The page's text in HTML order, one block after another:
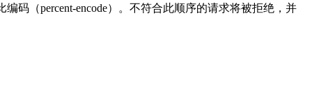
码（percent-encode）。不符合此顺序的请求将被拒绝，并